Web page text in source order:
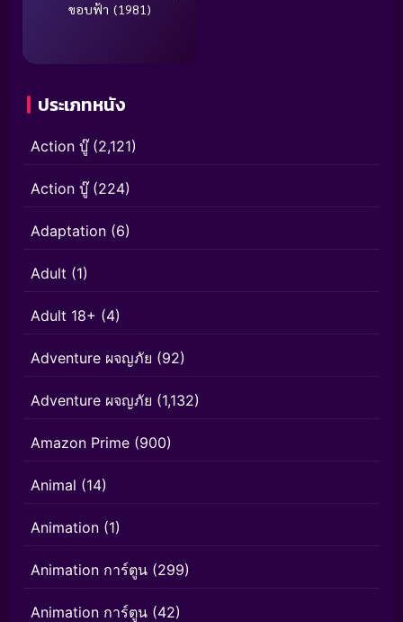
ขอบฟ้า (1981)
ประเภทหนัง
Action บู๊(2,121)
Action บู๊(224)
Adaptation (6)
Adult (1)
Adult 18+ (4)
Adventure ผจญภัย (92)
Adventure ผจญภัย (1,132)
Amazon Prime (900)
Animal (14)
Animation (1)
Animation การ์ตูน (299)
Animation การ์ตูน (42)